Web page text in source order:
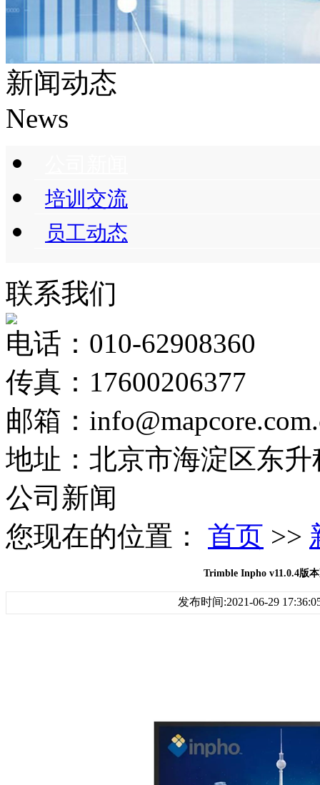
新闻动态
News
培训交流
员工动态
联系我们
电话：010-62908360
传真：17600206377
邮箱：
地址：北京市海淀区东
公司新闻
您现在的位置： 首页 >>
Trimble Inpho v11.0.4版
发布时间:2021-06-29